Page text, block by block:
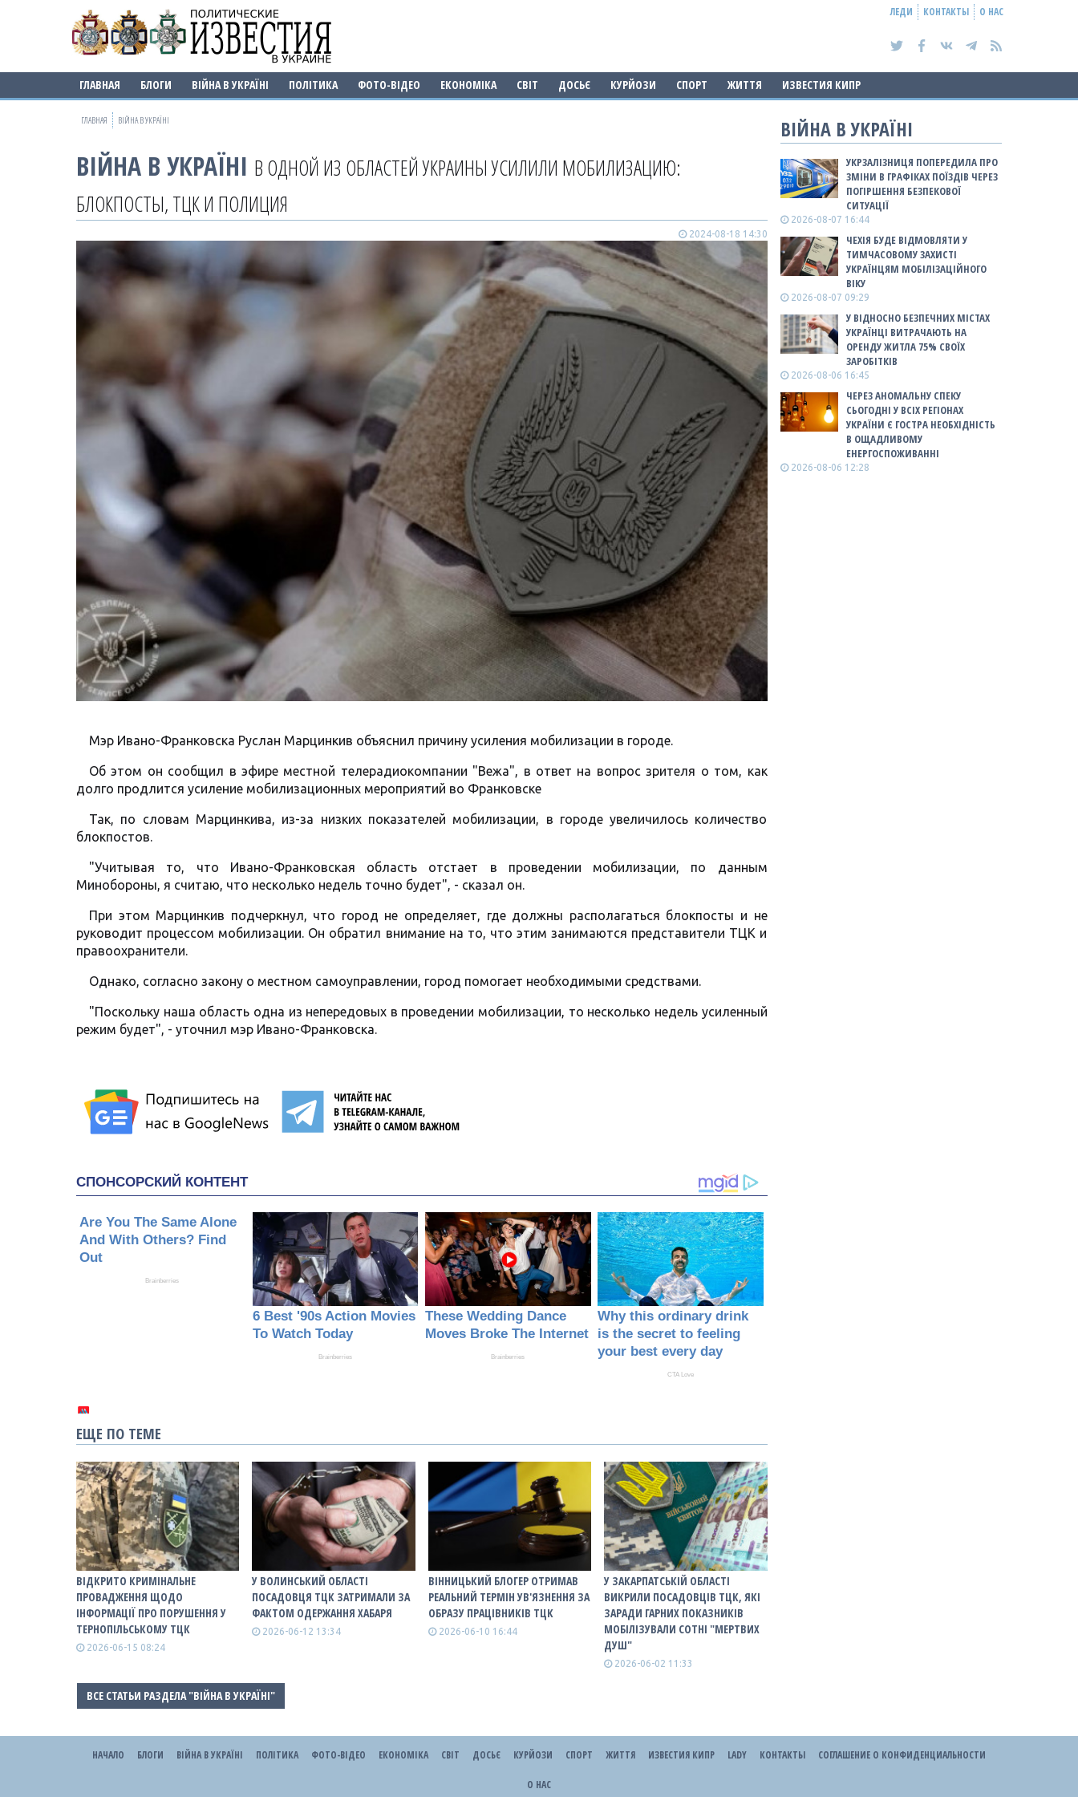
ЛЕДИ КОНТАКТЫ О НАС
ГЛАВНАЯ БЛОГИ ВІЙНА В УКРАЇНІ ПОЛІТИКА ФОТО-ВІДЕО ЕКОНОМІКА СВІТ ДОСЬЄ КУРЙОЗИ СПОРТ ЖИТТЯ ИЗВЕСТИЯ КИПР
ГЛАВНАЯ ВІЙНА В УКРАЇНІ
ВІЙНА В УКРАЇНІ В ОДНОЙ ИЗ ОБЛАСТЕЙ УКРАИНЫ УСИЛИЛИ МОБИЛИЗАЦИЮ:
БЛОКПОСТЫ, ТЦК И ПОЛИЦИЯ
2024-08-18 14:30
Мэр Ивано-Франковска Руслан Марцинкив объяснил причину усиления мобилизации в городе.
Об этом он сообщил в эфире местной телерадиокомпании "Вежа", в ответ на вопрос зрителя о том, как
долго продлится усиление мобилизационных мероприятий во Франковске
Так, по словам Марцинкива, из-за низких показателей мобилизации, в городе увеличилось количество
блокпостов.
"Учитывая то, что Ивано-Франковская область отстает в проведении мобилизации, по данным
Минобороны, я считаю, что несколько недель точно будет", - сказал он.
При этом Марцинкив подчеркнул, что город не определяет, где должны располагаться блокпосты и не
руководит процессом мобилизации. Он обратил внимание на то, что этим занимаются представители ТЦК и
правоохранители.
Однако, согласно закону о местном самоуправлении, город помогает необходимыми средствами.
"Поскольку наша область одна из непередовых в проведении мобилизации, то несколько недель усиленный
режим будет", - уточнил мэр Ивано-Франковска.
ЕЩЕ ПО ТЕМЕ
ВІДКРИТО КРИМІНАЛЬНЕ
ПРОВАДЖЕННЯ ЩОДО
ІНФОРМАЦІЇ ПРО ПОРУШЕННЯ У
ТЕРНОПІЛЬСЬКОМУ ТЦК
2026-06-15 08:24
У ВОЛИНСЬКИЙ ОБЛАСТІ
ПОСАДОВЦЯ ТЦК ЗАТРИМАЛИ ЗА
ФАКТОМ ОДЕРЖАННЯ ХАБАРЯ
2026-06-12 13:34
ВІННИЦЬКИЙ БЛОГЕР ОТРИМАВ
РЕАЛЬНИЙ ТЕРМІН УВ'ЯЗНЕННЯ ЗА
ОБРАЗУ ПРАЦІВНИКІВ ТЦК
2026-06-10 16:44
У ЗАКАРПАТСЬКІЙ ОБЛАСТІ
ВИКРИЛИ ПОСАДОВЦІВ ТЦК, ЯКІ
ЗАРАДИ ГАРНИХ ПОКАЗНИКІВ
МОБІЛІЗУВАЛИ СОТНІ "МЕРТВИХ
ДУШ"
2026-06-02 11:33
ВСЕ СТАТЬИ РАЗДЕЛА "ВІЙНА В УКРАЇНІ"
ВІЙНА В УКРАЇНІ
УКРЗАЛІЗНИЦЯ ПОПЕРЕДИЛА ПРО
ЗМІНИ В ГРАФІКАХ ПОЇЗДІВ ЧЕРЕЗ
ПОГІРШЕННЯ БЕЗПЕКОВОЇ
СИТУАЦІЇ
2026-08-07 16:44
ЧЕХІЯ БУДЕ ВІДМОВЛЯТИ У
ТИМЧАСОВОМУ ЗАХИСТІ
УКРАЇНЦЯМ МОБІЛІЗАЦІЙНОГО
ВІКУ
2026-08-07 09:29
У ВІДНОСНО БЕЗПЕЧНИХ МІСТАХ
УКРАЇНЦІ ВИТРАЧАЮТЬ НА
ОРЕНДУ ЖИТЛА 75% СВОЇХ
ЗАРОБІТКІВ
2026-08-06 16:45
ЧЕРЕЗ АНОМАЛЬНУ СПЕКУ
СЬОГОДНІ У ВСІХ РЕГІОНАХ
УКРАЇНИ Є ГОСТРА НЕОБХІДНІСТЬ
В ОЩАДЛИВОМУ
ЕНЕРГОСПОЖИВАННІ
2026-08-06 12:28
НАЧАЛО БЛОГИ ВІЙНА В УКРАЇНІ ПОЛІТИКА ФОТО-ВІДЕО ЕКОНОМІКА СВІТ ДОСЬЄ КУРЙОЗИ СПОРТ ЖИТТЯ ИЗВЕСТИЯ КИПР LADY КОНТАКТЫ СОГЛАШЕНИЕ О КОНФИДЕНЦИАЛЬНОСТИ
О НАС